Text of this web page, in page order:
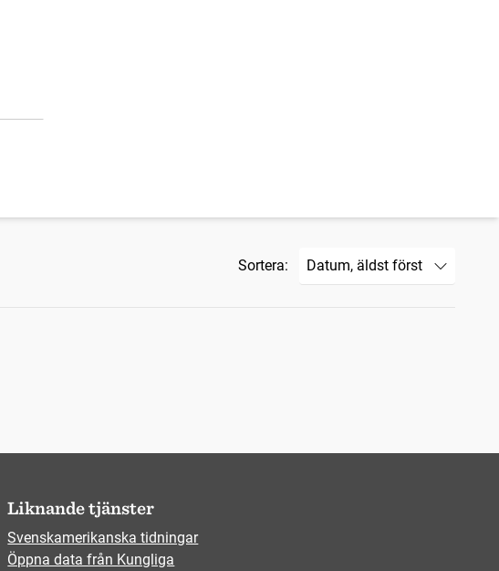
Sortera:
Liknande tjänster
Svenskamerikanska tidningar
Öppna data från Kungliga